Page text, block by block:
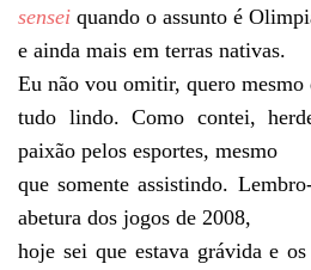
sensei quando o assunto é
e ainda mais em terras nativas.
Eu não vou omitir, quero mesmo
tudo lindo. Como contei,
paixão pelos esportes, mesmo
que somente assistindo.
abetura dos jogos de 2008,
hoje sei que estava grávida e